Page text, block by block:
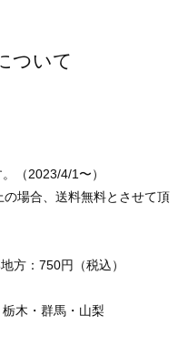
ついて
（2023/4/1〜）
場合、送料無料とさせて頂
方：750円（税込）
木・群馬・山梨